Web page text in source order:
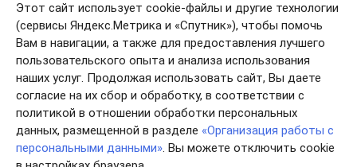
Этот сайт использует cookie-файлы и другие технологии
(сервисы Яндекс.Метрика и «Спутник»), чтобы помочь
Вам в навигации, а также для предоставления лучшего
пользовательского опыта и анализа использования
наших услуг. Продолжая использовать сайт, Вы даете
согласие на их сбор и обработку, в соответствии с
политикой в отношении обработки персональных
данных, размещенной в разделе «Организация работы с
персональными данными». Вы можете отключить cookie
области
Единый портал
государственных услуг
Работа в России
Правительство
Ивановской области